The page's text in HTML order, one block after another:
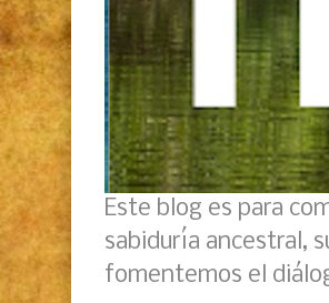
Este blog es para
sabiduría ancestral,
fomentemos el